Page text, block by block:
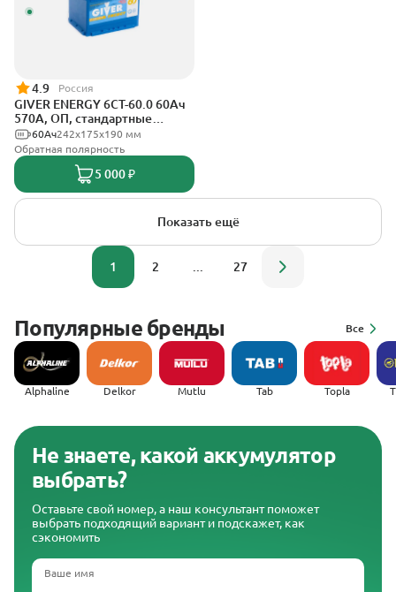
4.9 Россия
GIVER ENERGY 6СТ-60.0 60Ач
570А, ОП, стандартные
клеммы242х175х190 мм
60Ач
Обратная полярность
5 000 ₽
Показать ещё
1 2 27
Популярные бренды Все
Alphaline Delkor Mutlu Tab Topla
Не знаете, какой аккумулятор
выбрать?
Оставьте свой номер, а наш консультант поможет
выбрать подходящий вариант и подскажет, как
сэкономить
Ваше имя